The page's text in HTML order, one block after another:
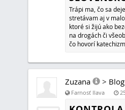
...misijný
nabitý
ktorý má posvätiť
duše verných...
aby večný život
https://
Obsah časopisu: